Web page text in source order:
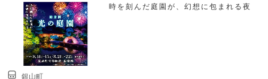
時を刻んだ庭園が、幻想に包まれる夜
銀山町